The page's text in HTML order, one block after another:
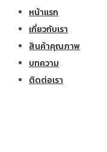
หน้าแรก
เกี่ยวกับเรา
สินค้าคุณภาพ
บทความ
ติดต่อเรา